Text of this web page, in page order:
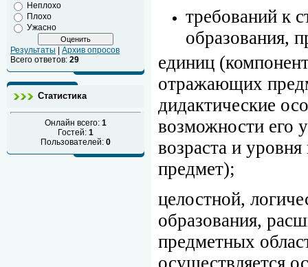
Неплохо
Плохо
Ужасно
Результаты
Архив опросов
Всего ответов: 29
Статистика
Онлайн всего: 1
Гостей: 1
Пользователей: 0
требований к
образования,
единиц
отражающих
дидактические
возможности его
возраста и
предмет);
целостной,
образования,
предметных